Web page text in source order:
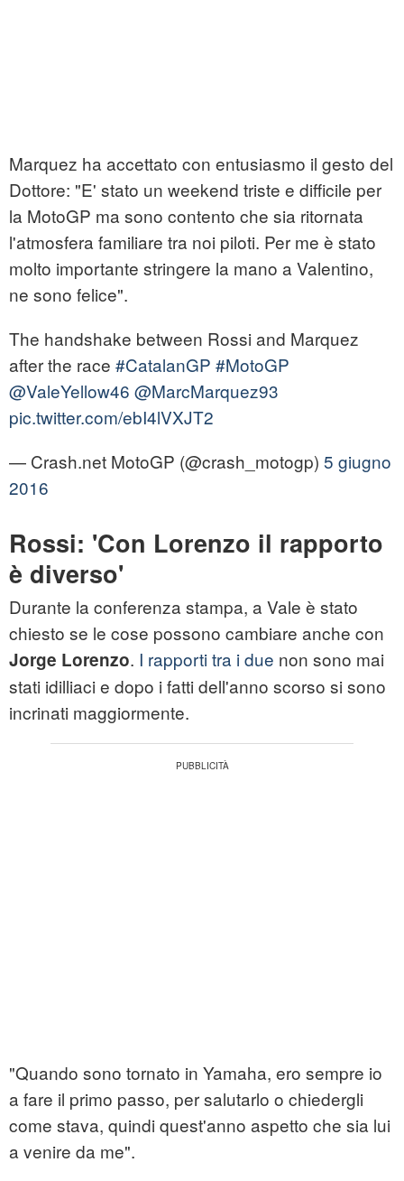
Marquez ha accettato con entusiasmo il gesto del
Dottore: "E' stato un weekend triste e difficile per
la MotoGP ma sono contento che sia ritornata
l'atmosfera familiare tra noi piloti. Per me è stato
molto importante stringere la mano a Valentino,
ne sono felice".
The handshake between Rossi and Marquez
after the race #CatalanGP #MotoGP
@ValeYellow46 @MarcMarquez93
pic.twitter.com/ebI4lVXJT2
— Crash.net MotoGP (@crash_motogp) 5 giugno
2016
Rossi: 'Con Lorenzo il rapporto
è diverso'
Durante la conferenza stampa, a Vale è stato
chiesto se le cose possono cambiare anche con
Jorge Lorenzo. I rapporti tra i due non sono mai
stati idilliaci e dopo i fatti dell'anno scorso si sono
incrinati maggiormente.
"Quando sono tornato in Yamaha, ero sempre io
a fare il primo passo, per salutarlo o chiedergli
come stava, quindi quest'anno aspetto che sia lui
a venire da me".